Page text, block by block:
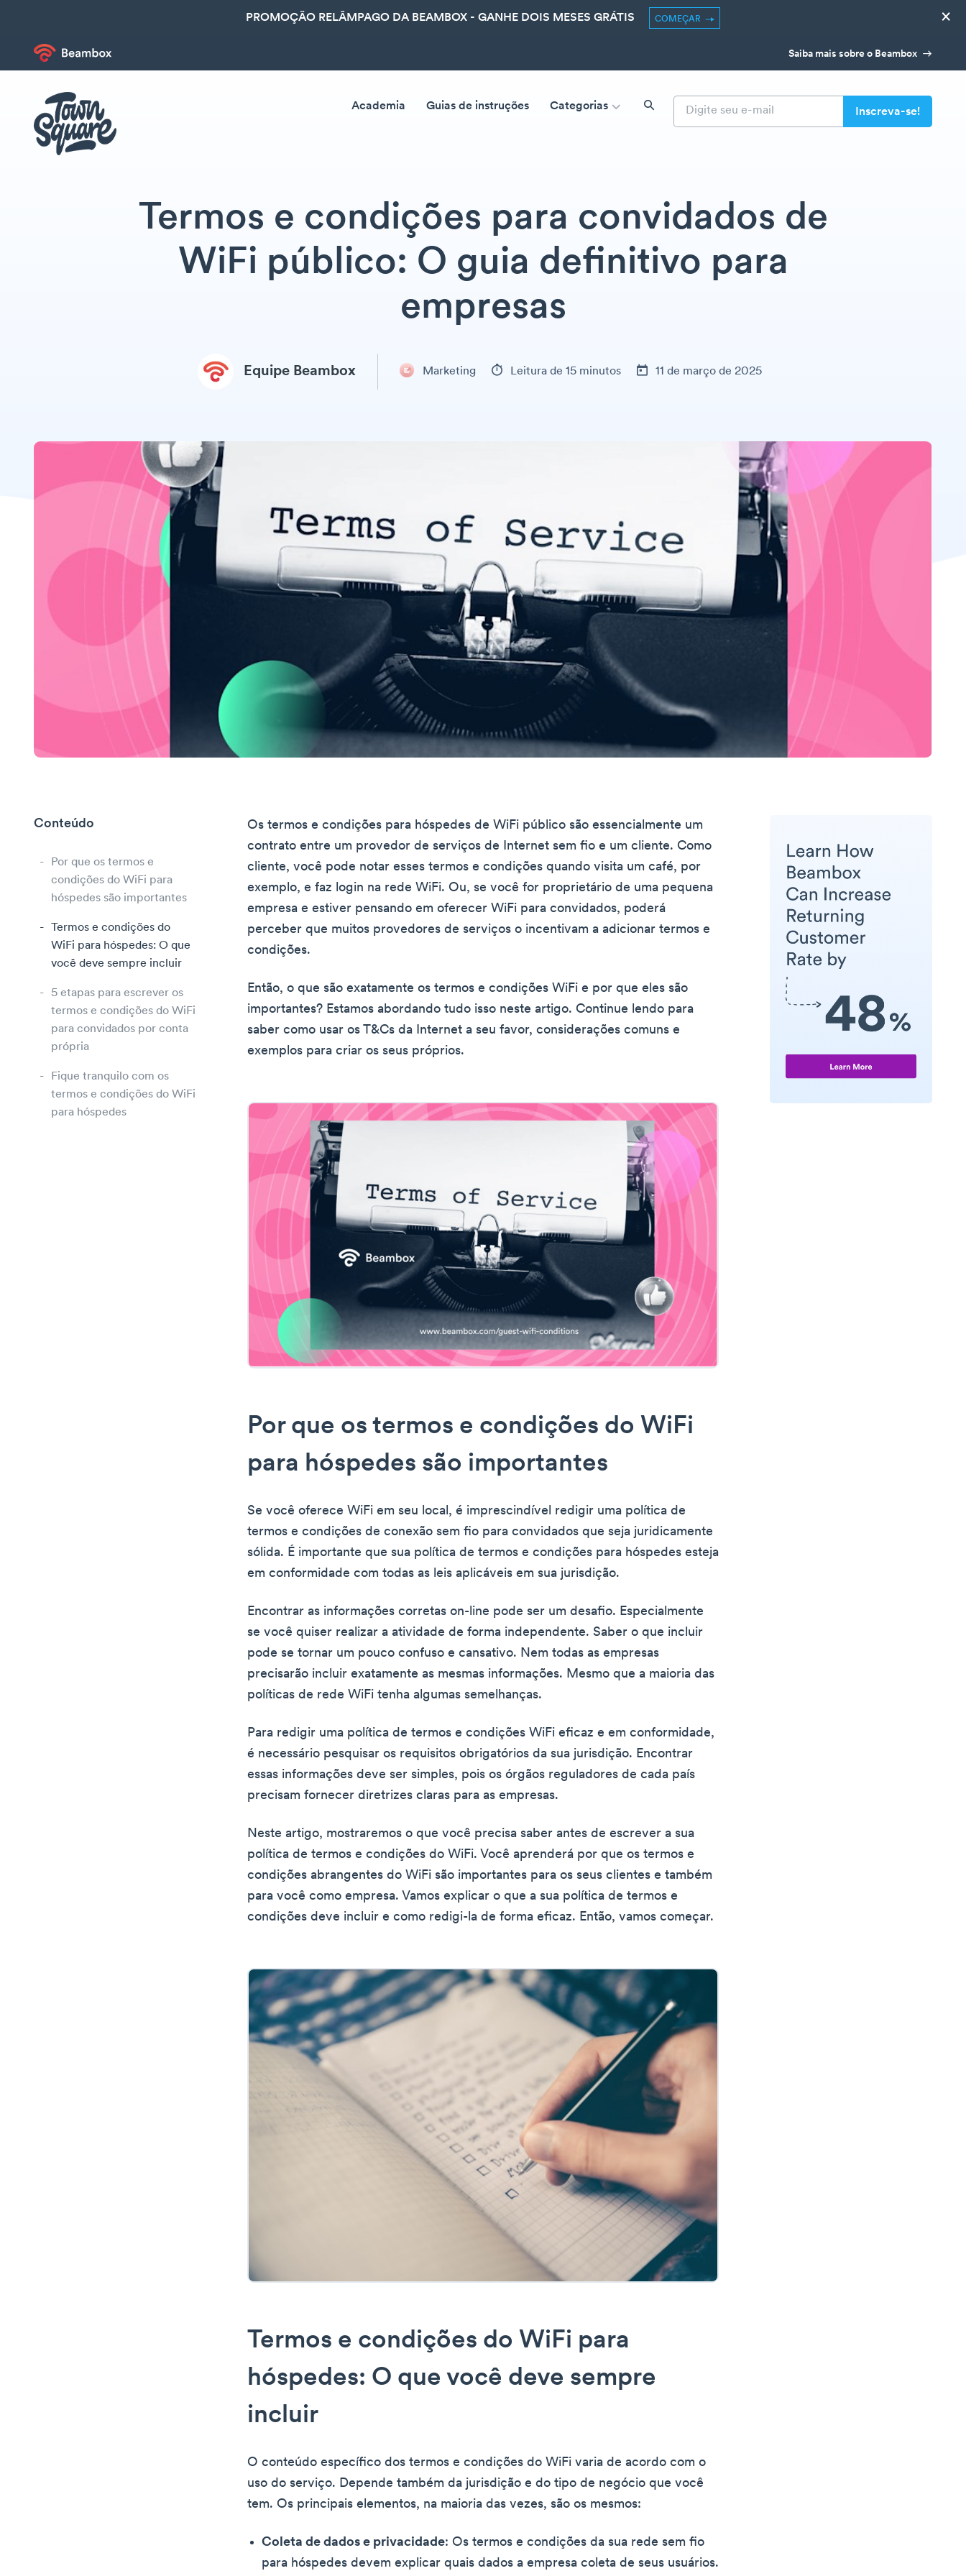
PROMOÇÃO RELÂMPAGO DA BEAMBOX - GANHE DOIS MESES GRÁTIS COMEÇAR ×
Saiba mais sobre o Beambox
Academia Guias de instruções Categorias
Termos e condições para convidados de
WiFi público: O guia definitivo para
empresas
Equipe Beambox Marketing Leitura de 15 minutos 11 de março de 2025
Conteúdo
Por que os termos e
condições do WiFi para
hóspedes são importantes
Termos e condições do
WiFi para hóspedes: O que
você deve sempre incluir
5 etapas para escrever os
termos e condições do WiFi
para convidados por conta
própria
Fique tranquilo com os
termos e condições do WiFi
para hóspedes
Os termos e condições para hóspedes de WiFi público são essencialmente um
contrato entre um provedor de serviços de Internet sem fio e um cliente. Como
cliente, você pode notar esses termos e condições quando visita um café, por
exemplo, e faz login na rede WiFi. Ou, se você for proprietário de uma pequena
empresa e estiver pensando em oferecer WiFi para convidados, poderá
perceber que muitos provedores de serviços o incentivam a adicionar termos e
condições.
Então, o que são exatamente os termos e condições WiFi e por que eles são
importantes? Estamos abordando tudo isso neste artigo. Continue lendo para
saber como usar os T&Cs da Internet a seu favor, considerações comuns e
exemplos para criar os seus próprios.
Por que os termos e condições do WiFi
para hóspedes são importantes
Se você oferece WiFi em seu local, é imprescindível redigir uma política de
termos e condições de conexão sem fio para convidados que seja juridicamente
sólida. É importante que sua política de termos e condições para hóspedes esteja
em conformidade com todas as leis aplicáveis em sua jurisdição.
Encontrar as informações corretas on-line pode ser um desafio. Especialmente
se você quiser realizar a atividade de forma independente. Saber o que incluir
pode se tornar um pouco confuso e cansativo. Nem todas as empresas
precisarão incluir exatamente as mesmas informações. Mesmo que a maioria das
políticas de rede WiFi tenha algumas semelhanças.
Para redigir uma política de termos e condições WiFi eficaz e em conformidade,
é necessário pesquisar os requisitos obrigatórios da sua jurisdição. Encontrar
essas informações deve ser simples, pois os órgãos reguladores de cada país
precisam fornecer diretrizes claras para as empresas.
Neste artigo, mostraremos o que você precisa saber antes de escrever a sua
política de termos e condições do WiFi. Você aprenderá por que os termos e
condições abrangentes do WiFi são importantes para os seus clientes e também
para você como empresa. Vamos explicar o que a sua política de termos e
condições deve incluir e como redigi-la de forma eficaz. Então, vamos começar.
Termos e condições do WiFi para
hóspedes: O que você deve sempre
incluir
O conteúdo específico dos termos e condições do WiFi varia de acordo com o
uso do serviço. Depende também da jurisdição e do tipo de negócio que você
tem. Os principais elementos, na maioria das vezes, são os mesmos:
Coleta de dados e privacidade: Os termos e condições da sua rede sem fio
para hóspedes devem explicar quais dados a empresa coleta de seus usuários.